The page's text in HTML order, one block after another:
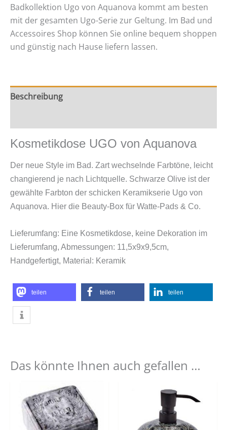
Badkollektion Ugo von Aquanova kommt am besten
mit der gesamten Ugo-Serie zur Geltung. Im Bad und
Accessoires Shop können Sie online bequem shoppen
und günstig nach Hause liefern lassen.
Beschreibung
Kosmetikdose UGO von Aquanova
Der neue Style im Bad. Zart wechselnde Farbtöne, leicht
changierend je nach Lichtquelle. Schwarze Olive ist der
gewählte Farbton der schicken Keramikserie Ugo von
Aquanova. Hier die Beauty-Box für Watte-Pads & Co.
Lieferumfang: Eine Kosmetikdose, keine Dekoration im
Lieferumfang, Abmessungen: 11,5x9x9,5cm,
Handgefertigt, Material: Keramik
teilen teilen teilen
Das könnte Ihnen auch gefallen …
mehrere